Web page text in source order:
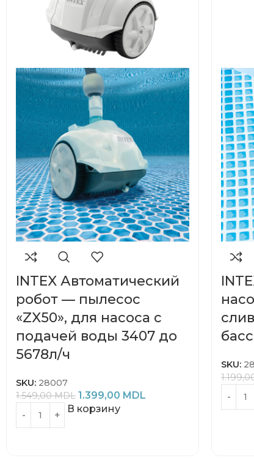
INTEX Автоматический
робот — пылесос
«ZX50», для насоса с
подачей воды 3407 до
5678л/ч
SKU: 28007
1.549,00MDL 1.399,00 MDL
В корзину
SKU: